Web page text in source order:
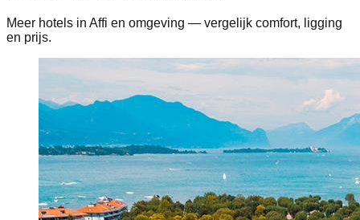
Meer hotels in Affi en omgeving — vergelijk comfort, ligging
en prijs.